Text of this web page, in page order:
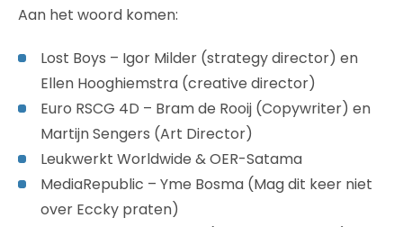
Aan het woord komen:
Lost Boys – Igor Milder (strategy director) en
Ellen Hooghiemstra (creative director)
Euro RSCG 4D – Bram de Rooij (Copywriter) en
Martijn Sengers (Art Director)
Leukwerkt Worldwide & OER-Satama
MediaRepublic – Yme Bosma (Mag dit keer niet
over Eccky praten)